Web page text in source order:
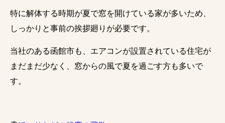
特に解体する時期が夏で窓を開けている家が多いため、
しっかりと事前の挨拶廻りが必要です。
当社のある函館市も、エアコンが設置されている住宅が
まだまだ少なく、窓からの風で夏を過ごす方も多いで
す。